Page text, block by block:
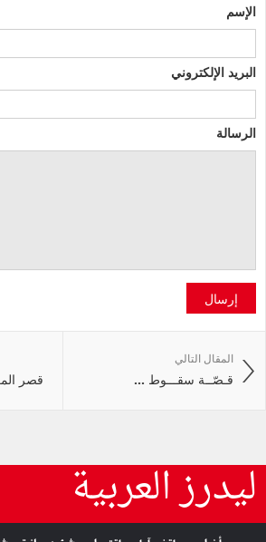
الإسم
البريد الإلكتروني
الرسالة
إرسال
قصر
المقال التالي
قـصّــة سقـــوط ...
ليدرز العربية